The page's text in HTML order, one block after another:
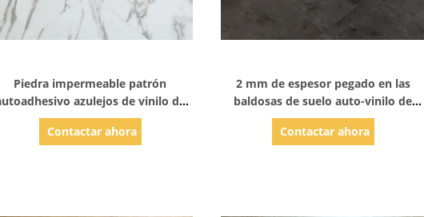
Piedra impermeable patrón
azulejos de vinilo de
Click piso de plancha de vinilo
Contactar ahora
2 mm de espesor pegado en las
baldosas de suelo auto-vinilo de
adhesivo tablones anti-rasguños
Contactar ahora